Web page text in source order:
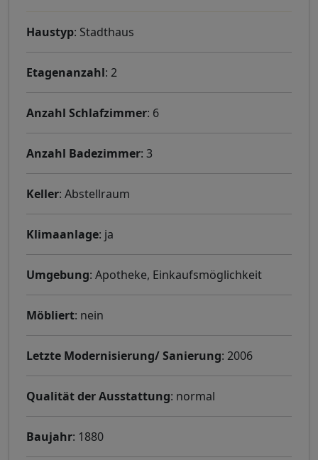
Haustyp: Stadthaus
Etagenanzahl: 2
Anzahl Schlafzimmer: 6
Anzahl Badezimmer: 3
Keller: Abstellraum
Klimaanlage: ja
Umgebung: Apotheke, Einkaufsmöglichkeit
Möbliert: nein
Letzte Modernisierung/ Sanierung: 2006
Qualität der Ausstattung: normal
Baujahr: 1880